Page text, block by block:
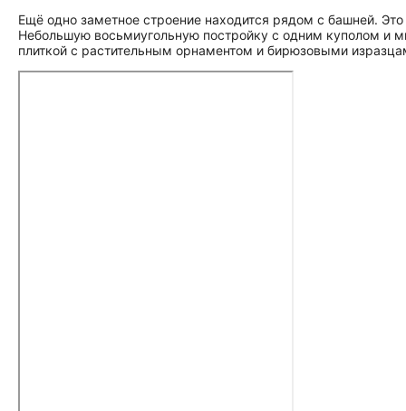
Ещё одно заметное строение находится рядом с башней. Это
Небольшую восьмиугольную постройку с одним куполом и
плиткой с растительным орнаментом и бирюзовыми